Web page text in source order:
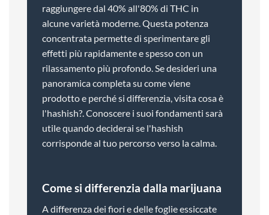
raggiungere dal 40% all'80% di THC in
alcune varietà moderne. Questa potenza
concentrata permette di sperimentare gli
effetti più rapidamente e spesso con un
rilassamento più profondo. Se desideri una
panoramica completa su come viene
prodotto e perché si differenzia, visita cosa è
l'hashish?. Conoscere i suoi fondamenti sarà
utile quando deciderai se l'hashish
corrisponde al tuo percorso verso la calma.
Come si differenzia dalla marijuana
A differenza dei fiori e delle foglie essiccate